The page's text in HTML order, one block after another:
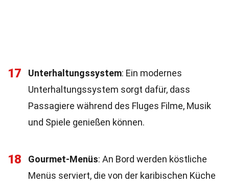
17 Unterhaltungssystem: Ein modernes
Unterhaltungssystem sorgt dafür, dass
Passagiere während des Fluges Filme, Musik
und Spiele genießen können.
18 Gourmet-Menüs: An Bord werden köstliche
Menüs serviert, die von der karibischen Küche